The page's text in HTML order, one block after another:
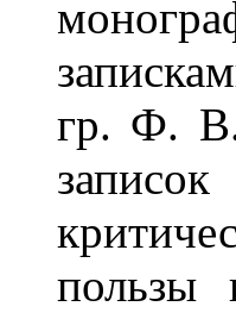
гр. Ф. В.
пользы